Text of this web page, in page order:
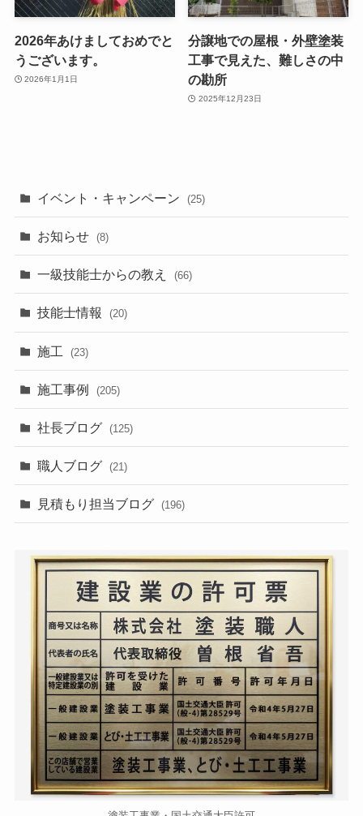
2026年あけましておめでと
うございます。
2026年1月1日
分譲地での屋根・外壁塗装
工事で見えた、難しさの中
の勘所
2025年12月23日
イベント・キャンペーン (25)
お知らせ (8)
一級技能士からの教え (66)
技能士情報 (20)
施工 (23)
施工事例 (205)
社長ブログ (125)
職人ブログ (21)
見積もり担当ブログ (196)